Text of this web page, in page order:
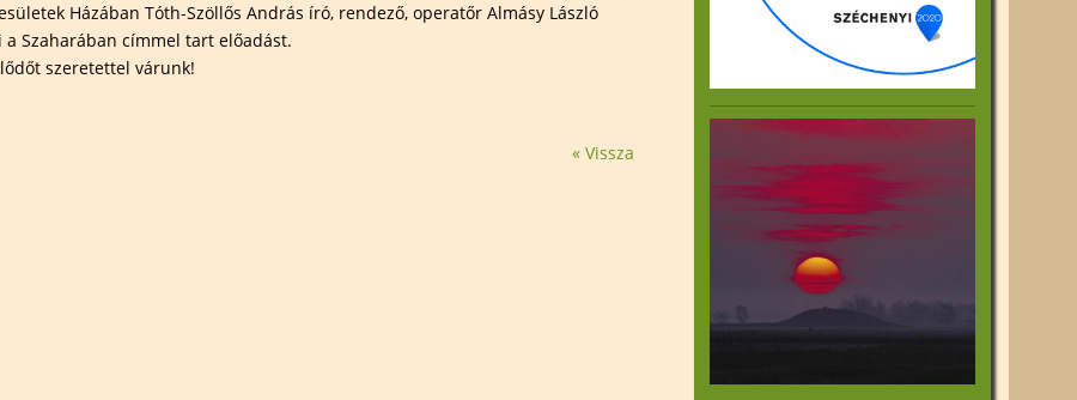
Határtalan Harta
Házában Tóth-Szöllős András író, rendező, operatőr Almásy László
Szaharában címmel tart előadást.
szeretettel várunk!
« Vissza